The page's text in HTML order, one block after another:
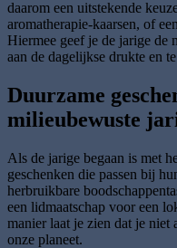
daarom een uitstekende
aromatherapie-kaarsen, of
Hiermee geef je de jarige de
aan de dagelijkse drukte en
Duurzame
milieubewuste
Als de jarige begaan is met
geschenken die passen bij
herbruikbare
een lidmaatschap voor een
manier laat je zien dat je niet
onze planeet.